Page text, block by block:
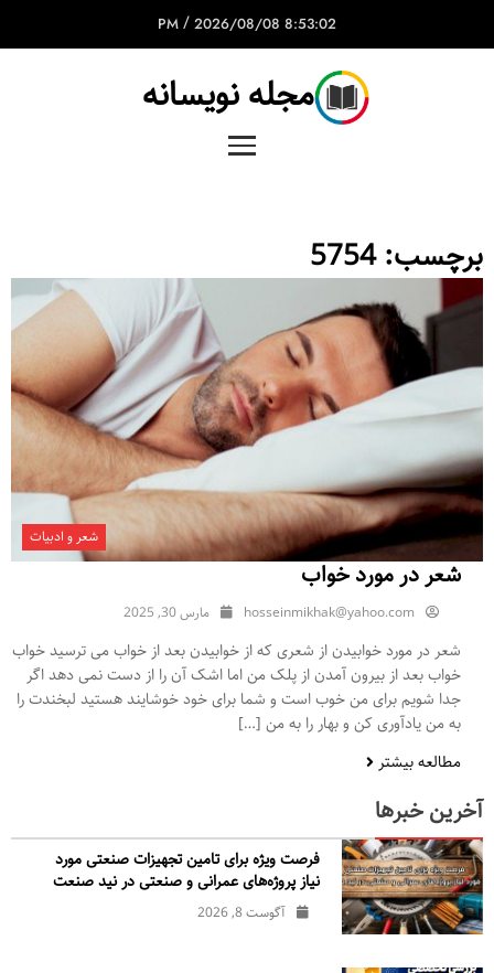
8:53:02 PM
/ 2026/08/08
مجله نویسانه
برچسب:5754
شعر و ادبیات
شعر در مورد خواب
hosseinmikhak@yahoo.com مارس 30, 2025
شعر در مورد خوابیدن از شعری که از خوابیدن بعد از خواب می ترسید خواب
خواب بعد از بیرون آمدن از پلک من اما اشک آن را از دست نمی دهد اگر
جدا شویم برای من خوب است و شما برای خود خوشایند هستید لبخندت را
به من یادآوری کن و بهار را به من […]
مطالعه بیشتر
آخرین خبرها
فرصت ویژه برای تامین تجهیزات صنعتی مورد
نیاز پروژه‌های عمرانی و صنعتی در نید صنعت
آگوست 8, 2026